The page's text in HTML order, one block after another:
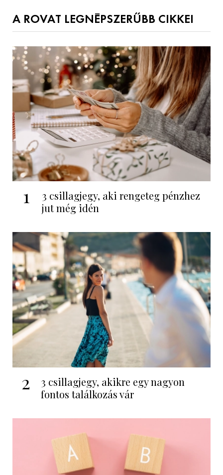
A ROVAT LEGNÉPSZERŰBB CIKKEI
1
3 csillagjegy, aki rengeteg pénzhez
jut még idén
2
3 csillagjegy, akikre egy nagyon
fontos találkozás vár